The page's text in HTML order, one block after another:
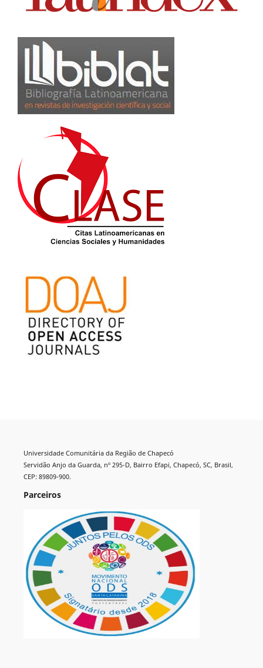
Universidade Comunitária da Região de Chapecó
Servidão Anjo da Guarda, nº 295-D, Bairro Efapi, Chapecó, SC, Brasil,
CEP: 89809-900.
Parceiros